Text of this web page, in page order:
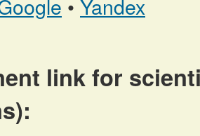
• Yandex
link for